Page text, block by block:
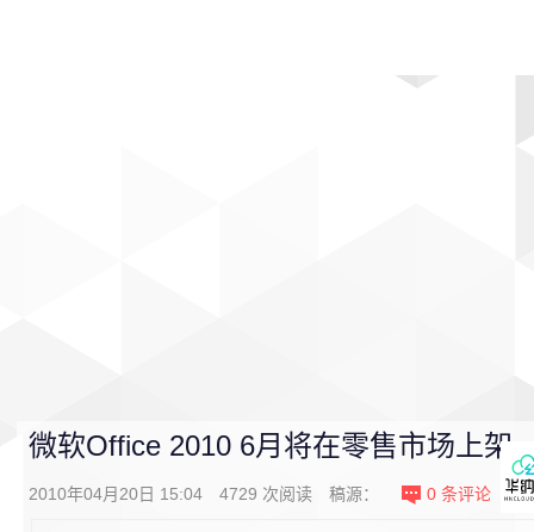
微软Office 2010 6月将在零售市场上架
2010年04月20日 15:04 4729 次阅读 稿源： 0 条评论